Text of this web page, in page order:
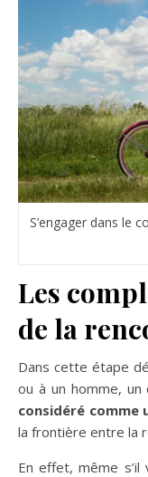
S’engager dans le
Les
de la
Dans cette étape
ou à un homme,
considéré comme
la frontière entre la
En effet, même